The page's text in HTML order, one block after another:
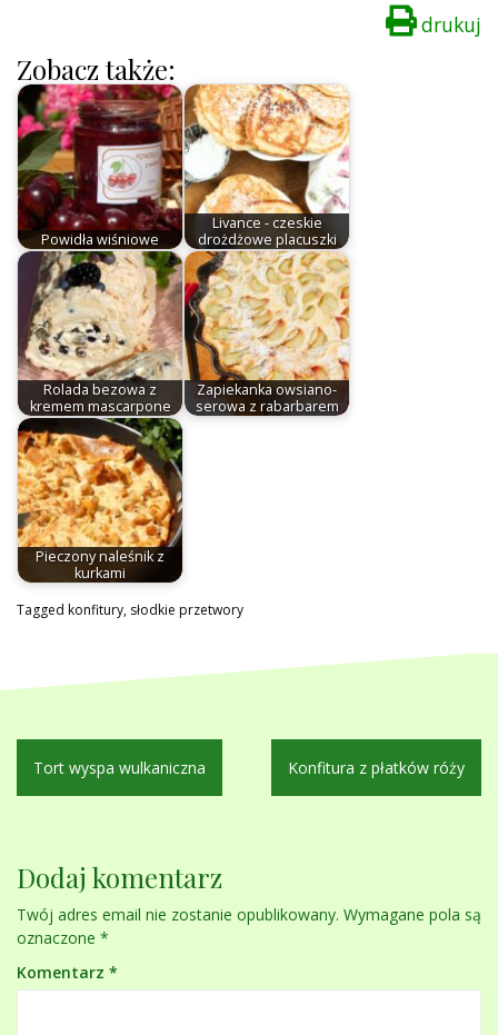
drukuj
Zobacz także:
Powidła wiśniowe
Livance - czeskie
drożdżowe placuszki
Rolada bezowa z
kremem mascarpone
Zapiekanka owsiano-
serowa z rabarbarem
Pieczony naleśnik z
kurkami
Tagged konfitury, słodkie przetwory
Nawigacja
wpisu
Tort wyspa wulkaniczna Konfitura z płatków róży
Dodaj komentarz
Twój adres email nie zostanie opublikowany. Wymagane pola są
oznaczone *
Komentarz *